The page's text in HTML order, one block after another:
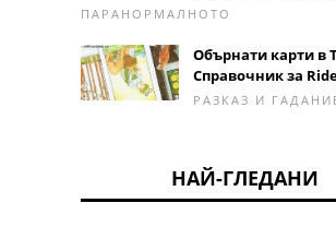
ПАРАНОРМАЛНОТО
Обърнати карти в
Справочник за
РАЗКАЗ И
НАЙ-ГЛЕДАНИ